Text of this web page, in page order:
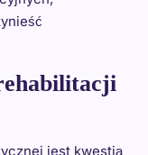
jest kwestią